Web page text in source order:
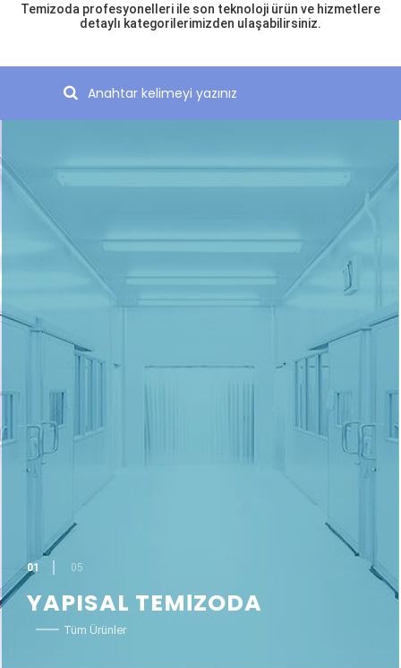
Temizoda profesyonelleri ile son teknoloji ürün ve hizmetlere
detaylı kategorilerimizden ulaşabilirsiniz.
01 05
YAPISAL TEMİZODA
Tüm Ürünler